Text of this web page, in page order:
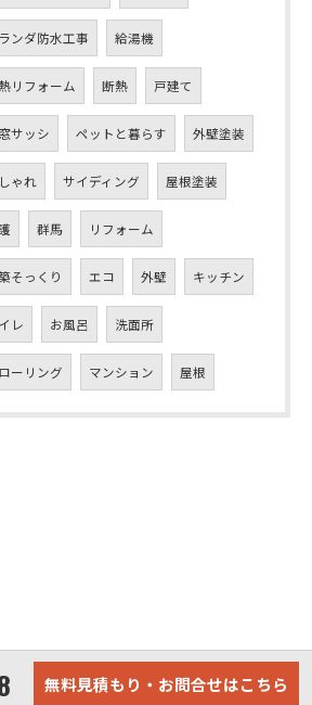
ンダ防水工事 給湯機
リフォーム 断熱 戸建て
サッシ ペットと暮らす 外壁塗装
ゃれ サイディング 屋根塗装
群馬 リフォーム
そっくり エコ 外壁 キッチン
レ お風呂 洗面所
ーリング マンション 屋根
無料見積もり・お問合せはこちら